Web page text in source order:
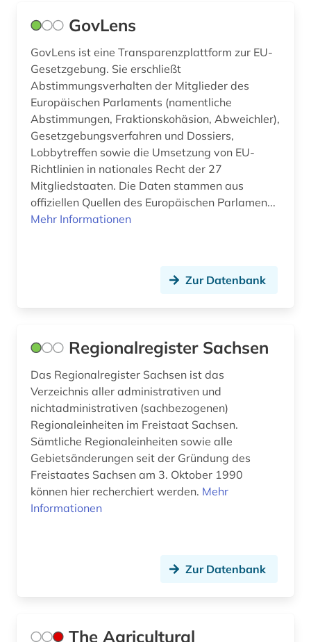
karibik (1)
karte (2)
kaufkraftparität (1)
kennzahl (2)
kennzahlen (2)
kino (1)
kultur (2)
land (1)
landeskunde (3)
landkreis (1)
landwirtschaft (9)
landwirtschaftliche maschine (1)
leistungsbewertung (1)
GovLens
GovLens ist eine Transparenzplattform zur EU-
Gesetzgebung. Sie erschließt
Abstimmungsverhalten der Mitglieder des
Europäischen Parlaments (namentliche
Abstimmungen, Fraktionskohäsion, Abweichler),
Gesetzgebungsverfahren und Dossiers,
Lobbytreffen sowie die Umsetzung von EU-
Richtlinien in nationales Recht der 27
Mitgliedstaaten. Die Daten stammen aus
offiziellen Quellen des Europäischen Parlamen...
Mehr Informationen
Zur Datenbank
Regionalregister Sachsen
Das Regionalregister Sachsen ist das
Verzeichnis aller administrativen und
nichtadministrativen (sachbezogenen)
Regionaleinheiten im Freistaat Sachsen.
Sämtliche Regionaleinheiten sowie alle
Gebietsänderungen seit der Gründung des
Freistaates Sachsen am 3. Oktober 1990
können hier recherchiert werden. Mehr
Informationen
Zur Datenbank
The Agricultural